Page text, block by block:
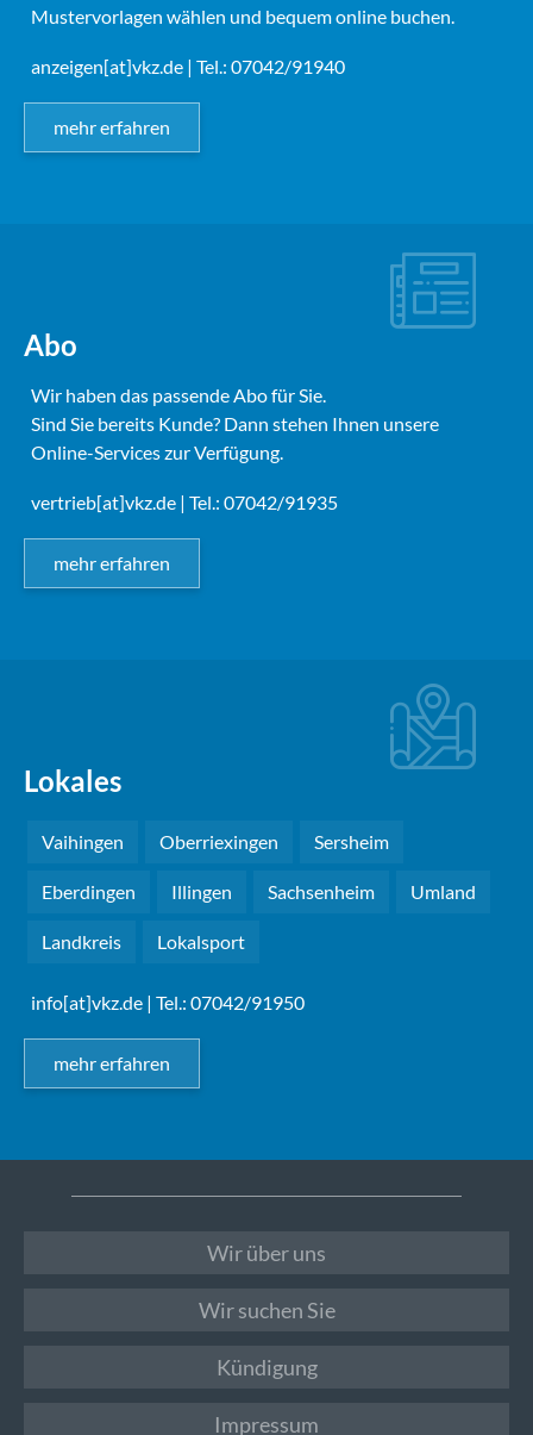
Mustervorlagen wählen und bequem online buchen.
anzeigen[at]vkz.de | Tel.: 07042/91940
mehr erfahren
Abo
Wir haben das passende Abo für Sie.
Sind Sie bereits Kunde? Dann stehen Ihnen unsere
Online-Services zur Verfügung.
vertrieb[at]vkz.de | Tel.: 07042/91935
mehr erfahren
Lokales
Vaihingen Oberriexingen Sersheim
Eberdingen Illingen Sachsenheim Umland
Landkreis Lokalsport
info[at]vkz.de | Tel.: 07042/91950
mehr erfahren
Wir über uns
Wir suchen Sie
Kündigung
Impressum